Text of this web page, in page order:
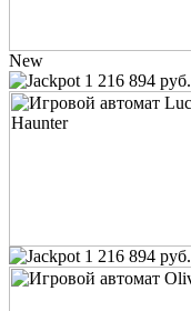
New
1 216 894 руб.
1 216 894 руб.